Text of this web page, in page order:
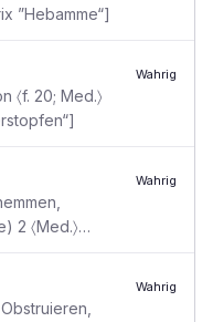
”Hebamme“]
20; Med.〉
Wahrig
〈Med.〉
Wahrig
Obstruieren,
Wahrig